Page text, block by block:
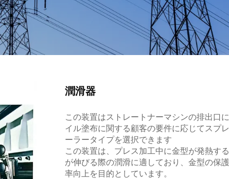
潤滑器
この装置はストレートナーマシンの排出口
イル塗布に関する顧客の要件に応じてスプ
ーラータイプを選択できます
この装置は、プレス加工中に金型が発熱す
が伸びる際の潤滑に適しており、金型の保
率向上を目的としています。